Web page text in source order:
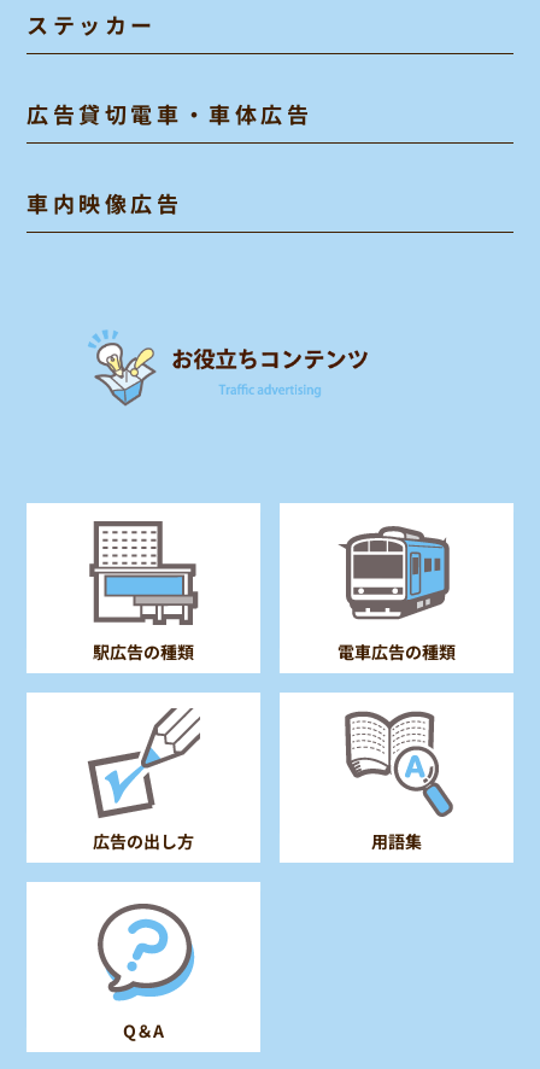
ステッカー
広告貸切電車・車体広告
車内映像広告
駅広告の種類 電車広告の種類
広告の出し方 用語集
Q＆A